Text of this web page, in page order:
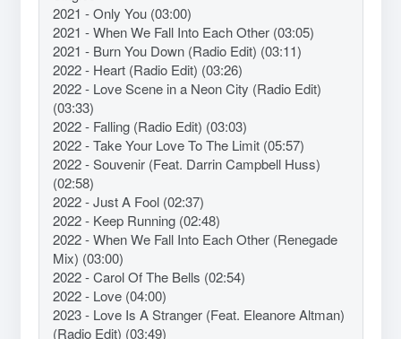
2021 - Only You (03:00)
2021 - When We Fall Into Each Other (03:05)
2021 - Burn You Down (Radio Edit) (03:11)
2022 - Heart (Radio Edit) (03:26)
2022 - Love Scene in a Neon City (Radio Edit)
(03:33)
2022 - Falling (Radio Edit) (03:03)
2022 - Take Your Love To The Limit (05:57)
2022 - Souvenir (Feat. Darrin Campbell Huss)
(02:58)
2022 - Just A Fool (02:37)
2022 - Keep Running (02:48)
2022 - When We Fall Into Each Other (Renegade
Mix) (03:00)
2022 - Carol Of The Bells (02:54)
2022 - Love (04:00)
2023 - Love Is A Stranger (Feat. Eleanore Altman)
(Radio Edit) (03:49)